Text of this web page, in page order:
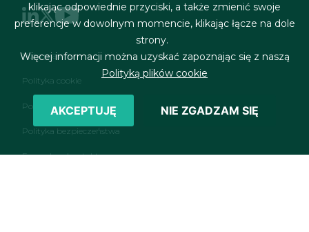
Menu stopki
Nota prawna
Polityka cookie
Polityka prywatności
Polityka bezpieczeństwa
Formularz kontaktowy
klikając odpowiednie przyciski, a także zmienić swoje
preferencje w dowolnym momencie, klikając łącze na dole
strony.
Więcej informacji można uzyskać zapoznając się z naszą
Polityką plików cookie
AKCEPTUJĘ NIE ZGADZAM SIĘ